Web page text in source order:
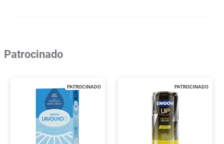
Patrocinado
PATROCINADO PATROCINADO